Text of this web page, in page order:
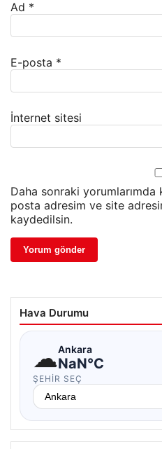
Ad *
E-posta *
İnternet sitesi
Daha sonraki yorumlarımda
posta adresim ve site
kaydedilsin.
Hava Durumu
☁Ankara
NaN°C
ŞEHIR SEÇ